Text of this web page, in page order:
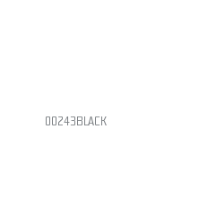
00243BLACK